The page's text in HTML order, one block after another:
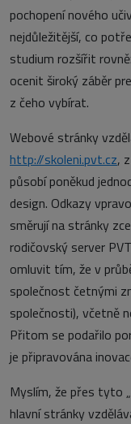
pochopení nového
nejdůležitější, co
studium rozšířit
ocenit široký záběr
z čeho vybírat.
Webové stránky
http://skoleni.pvt.cz,
působí poněkud
design. Odkazy
směrují na stránky
rodičovský server
omluvit tím, že v
společnost četnými
společnosti), včetně
Přitom se podařilo
je připravována
Myslím, že přes tyto
hlavní stránky